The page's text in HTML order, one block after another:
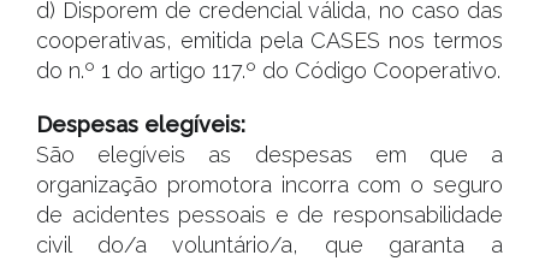
d) Disporem de credencial válida, no caso das
cooperativas, emitida pela CASES nos termos
do n.º 1 do artigo 117.º do Código Cooperativo.
Despesas elegíveis:
São elegíveis as despesas em que a
organização promotora incorra com o seguro
de acidentes pessoais e de responsabilidade
civil do/a voluntário/a, que garanta a